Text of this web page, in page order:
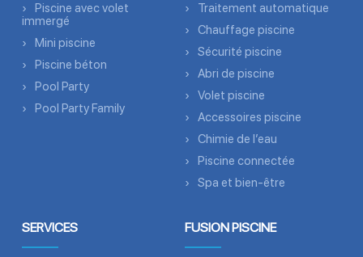
Piscine avec volet
immergé
Mini piscine
Piscine béton
Pool Party
Pool Party Family
Traitement automatique
Chauffage piscine
Sécurité piscine
Abri de piscine
Volet piscine
Accessoires piscine
Chimie de l’eau
Piscine connectée
Spa et bien-être
SERVICES FUSION PISCINE